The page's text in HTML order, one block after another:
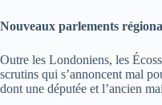
Nouveaux parlements
Outre les Londoniens, les
scrutins qui s’annoncent mal
dont une députée et l’ancien